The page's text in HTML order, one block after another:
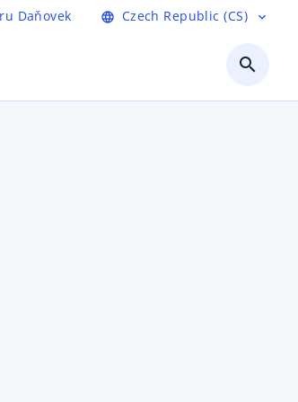
Daňovek language Czech Republic (CS) expand_more
search